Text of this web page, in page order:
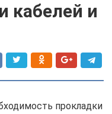
кабелей и
прокладки